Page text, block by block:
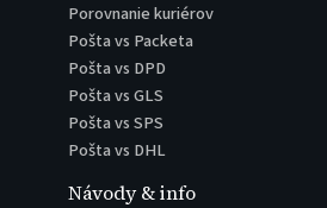
Porovnanie kuriérov
Pošta vs Packeta
Pošta vs DPD
Pošta vs GLS
Pošta vs SPS
Pošta vs DHL
Návody & info